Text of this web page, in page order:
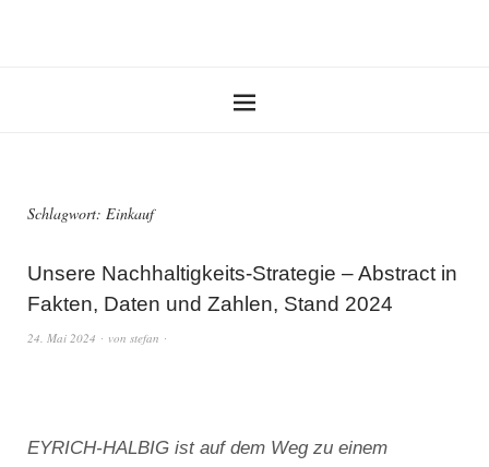
Schlagwort: Einkauf
Unsere Nachhaltigkeits-Strategie – Abstract in
Fakten, Daten und Zahlen, Stand 2024
24. Mai 2024 von stefan
EYRICH-HALBIG ist auf dem Weg zu einem